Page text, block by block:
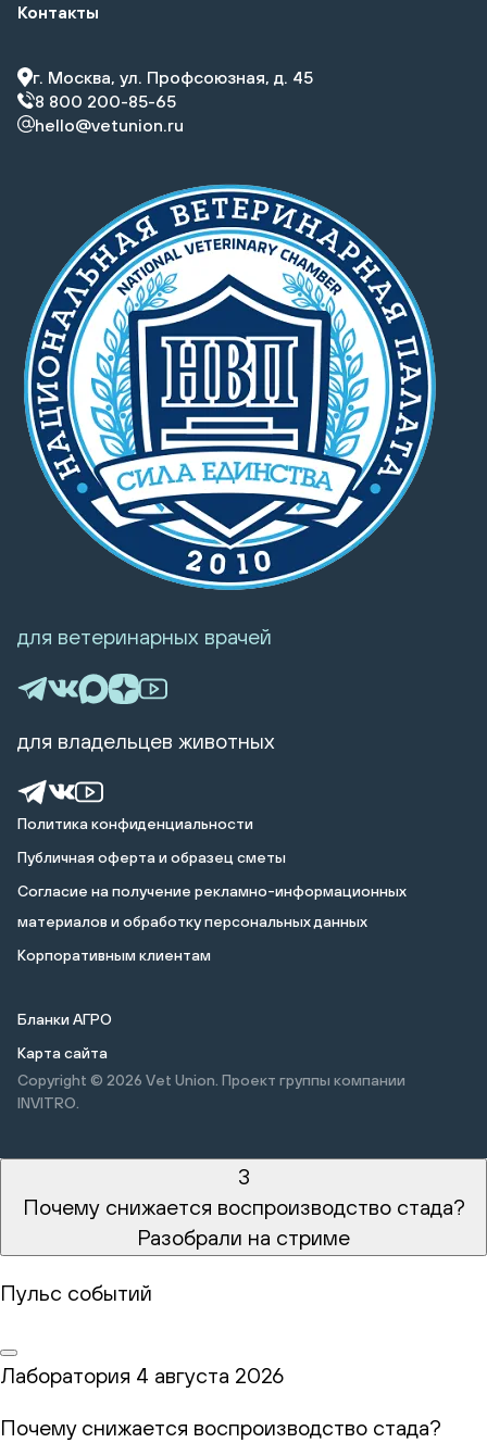
Контакты
г. Москва, ул. Профсоюзная, д. 45
8 800 200-85-65
hello@vetunion.ru
Политика конфиденциальности
Публичная оферта и образец сметы
Cогласие на получение рекламно-информационных
материалов и обработку персональных данных
Корпоративным клиентам
Бланки АГРО
Карта сайта
Copyright © 2026 Vet Union. Проект группы компании
INVITRO.
для ветеринарных врачей
для владельцев животных
3
Почему снижается воспроизводство стада?
Разобрали на стриме
Пульс событий
Лаборатория 4 августа 2026
Почему снижается воспроизводство стада?